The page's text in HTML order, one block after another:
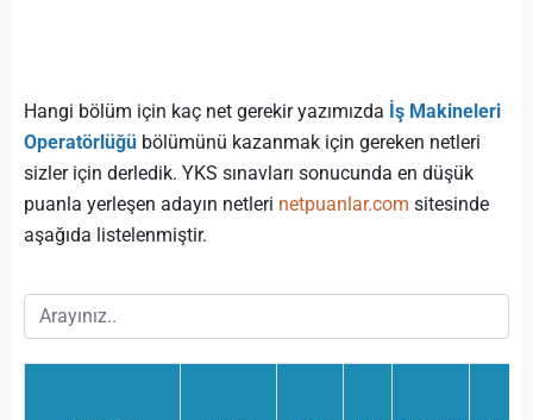
Hangi bölüm için kaç net gerekir yazımızda İş Makineleri
Operatörlüğü bölümünü kazanmak için gereken netleri
sizler için derledik. YKS sınavları sonucunda en düşük
puanla yerleşen adayın netleri netpuanlar.com sitesinde
aşağıda listelenmiştir.